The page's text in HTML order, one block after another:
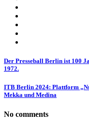
Der Presseball Berlin ist 100
1972.
ITB Berlin 2024: Plattform
Mekka und Medina
No comments